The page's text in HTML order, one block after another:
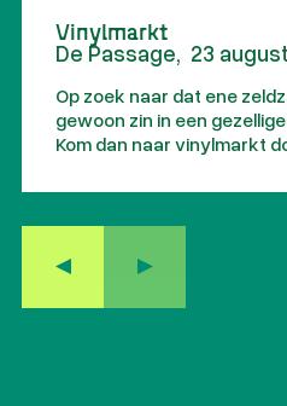
Vinylmarkt
De Passage, 23
Op zoek naar dat ene
gewoon zin in een
Kom dan naar vinylmarkt